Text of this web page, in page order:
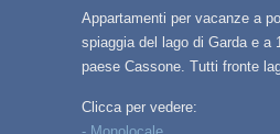
Appartamenti per vacanze a
spiaggia del lago di Garda e a
paese Cassone. Tutti fronte
Clicca per vedere: